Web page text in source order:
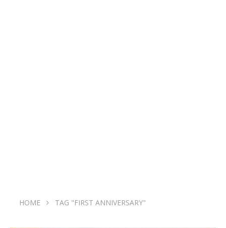
HOME TAG "FIRST ANNIVERSARY"